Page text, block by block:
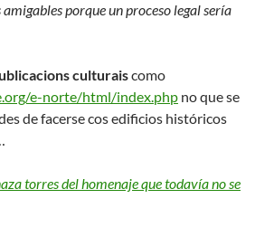
porque un proceso legal sería
culturaiscomo
e-norte/html/index.php no que se
de facerse cos edificios históricos
torres del homenaje que todavía no se